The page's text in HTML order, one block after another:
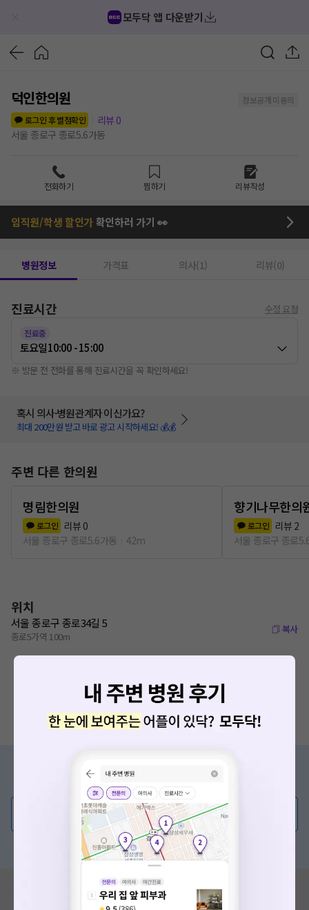
모두닥 앱 다운받기
덕인한의원
정보공개 미동의
로그인 후 별점확인
리뷰 0
서울 종로구 종로5.6가동
전화하기 찜하기 리뷰작성
임직원/학생 할인가확인하러 가기 👀
병원정보 가격표 의사(1) 리뷰(0)
진료시간 수정 요청
진료중
토요일10:00 - 15:00
※ 방문 전 전화를 통해 진료시간을 꼭 확인하세요!
혹시 의사·병원관계자 이신가요?
최대 200만원 받고 바로 광고 시작하세요! 💰💰
주변 다른 한의원
명림한의원
로그인 리뷰 0
서울 종로구 종로5.6가동
42m
향기나무한의
로그인 리뷰 2
서울 종로구 종로
위치
서울 종로구 종로34길 5
종로5가역 100m
복사
증상/치료, 궁금한 점이 있나요?
의사가 직접 답해드려요!
💬 무엇이든 물어보세요
혹은, 의료상담 서비스에 다양한 게시글 보러가기
혹시 잘못된 병원정보가 있나요?
모두닥 팀에 알려주세요!